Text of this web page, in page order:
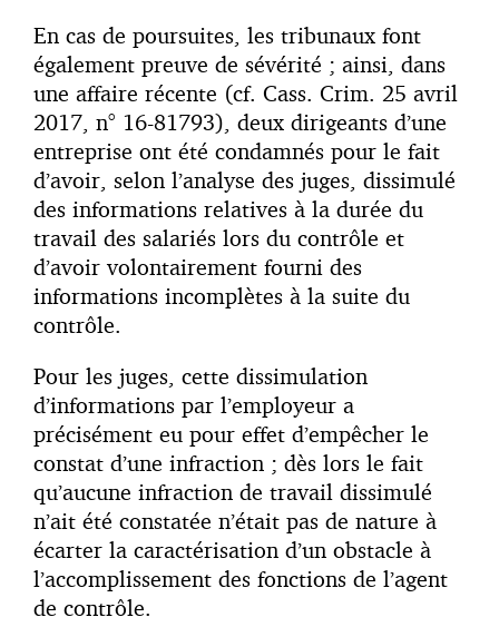
En cas de poursuites, les tribunaux font
également preuve de sévérité ; ainsi, dans
une affaire récente (cf. Cass. Crim. 25 avril
2017, n° 16-81793), deux dirigeants d’une
entreprise ont été condamnés pour le fait
d’avoir, selon l’analyse des juges, dissimulé
des informations relatives à la durée du
travail des salariés lors du contrôle et
d’avoir volontairement fourni des
informations incomplètes à la suite du
contrôle.
Pour les juges, cette dissimulation
d’informations par l’employeur a
précisément eu pour effet d’empêcher le
constat d’une infraction ; dès lors le fait
qu’aucune infraction de travail dissimulé
n’ait été constatée n’était pas de nature à
écarter la caractérisation d’un obstacle à
l’accomplissement des fonctions de l’agent
de contrôle.